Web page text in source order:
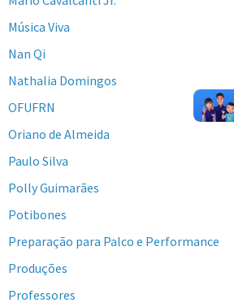
Música Viva
Nan Qi
Nathalia Domingos
OFUFRN
Oriano de Almeida
Paulo Silva
Polly Guimarães
Potibones
Preparação para Palco e Performance
Produções
Professores